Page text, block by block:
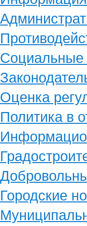
Оценка
Политика в
Городские